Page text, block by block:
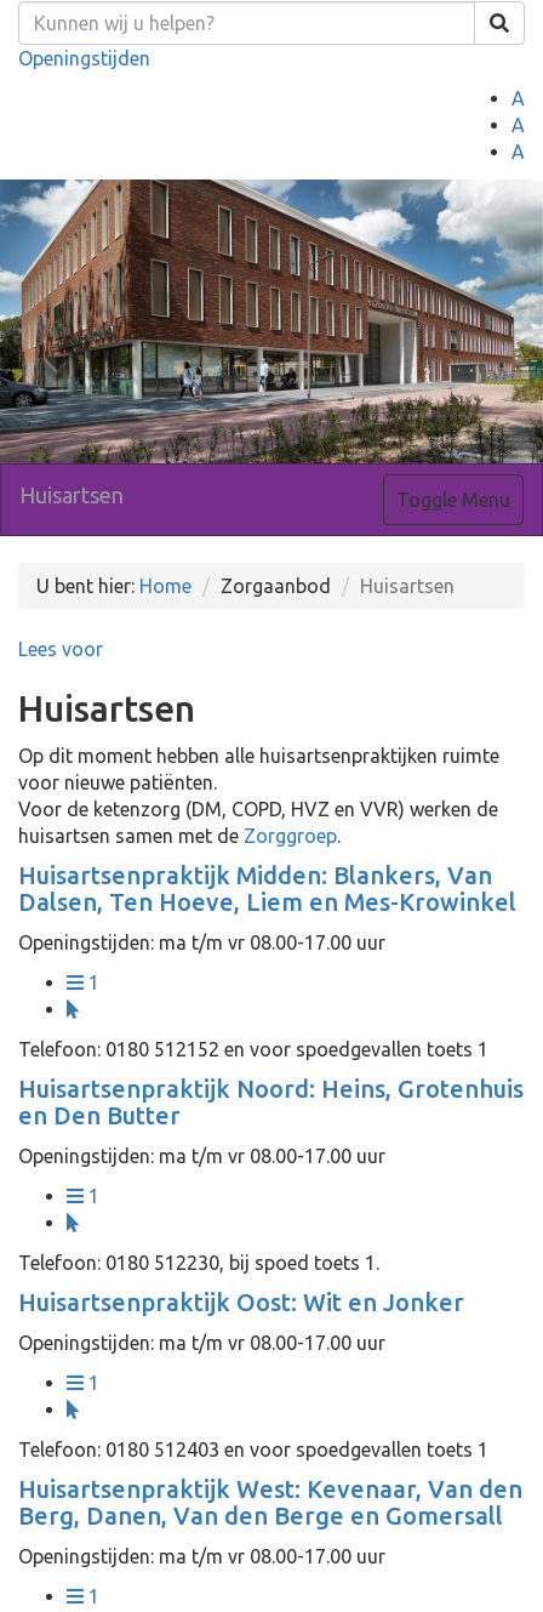
Openingstijden
A
A
A
Toggle Menu
Huisartsen
U bent hier: Home Zorgaanbod Huisartsen
Lees voor
Huisartsen
Op dit moment hebben alle huisartsenpraktijken ruimte
voor nieuwe patiënten.
Voor de ketenzorg (DM, COPD, HVZ en VVR) werken de
huisartsen samen met de Zorggroep.
Huisartsenpraktijk Midden: Blankers, Van
Dalsen, Ten Hoeve, Liem en Mes-Krowinkel
Openingstijden: ma t/m vr 08.00-17.00 uur
1
Telefoon: 0180 512152 en voor spoedgevallen toets 1
Huisartsenpraktijk Noord: Heins, Grotenhuis
en Den Butter
Openingstijden: ma t/m vr 08.00-17.00 uur
1
Telefoon: 0180 512230, bij spoed toets 1.
Huisartsenpraktijk Oost: Wit en Jonker
Openingstijden: ma t/m vr 08.00-17.00 uur
1
Telefoon: 0180 512403 en voor spoedgevallen toets 1
Huisartsenpraktijk West: Kevenaar, Van den
Berg, Danen, Van den Berge en Gomersall
Openingstijden: ma t/m vr 08.00-17.00 uur
1